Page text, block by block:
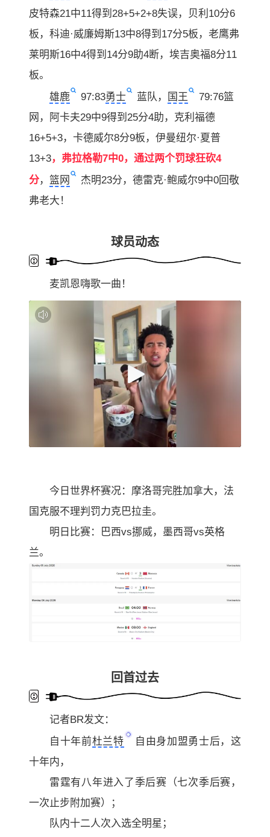
皮特森21中11得到28+5+2+8失误，贝利10分6
板，科迪·威廉姆斯13中8得到17分5板，老鹰弗
莱明斯16中4得到14分9助4断，埃吉奥福8分11
板。
雄鹿
97:83勇士 蓝队， 国王
79:76篮
网，阿卡夫29中9得到25分4助，克利福德
16+5+3，卡德威尔8分9板，伊曼纽尔·夏普
13+3，弗拉格勒7中0，通过两个罚球狂砍4
分， 篮网
杰明23分，德雷克·鲍威尔9中0回敬
弗老大！
球员动态
麦凯恩嗨歌一曲！
今日世界杯赛况：摩洛哥完胜加拿大，法
国克服不理判罚力克巴拉圭。
明日比赛：巴西vs挪威，墨西哥vs英格
兰。
回首过去
记者BR发文：
自十年前杜兰特
自由身加盟勇士后，这
十年内，
雷霆有八年进入了季后赛（七次季后赛，
一次止步附加赛）；
队内十二人次入选全明星；